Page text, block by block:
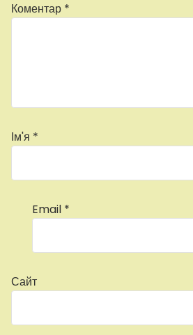
Коментар *
Ім'я *
Email *
Сайт